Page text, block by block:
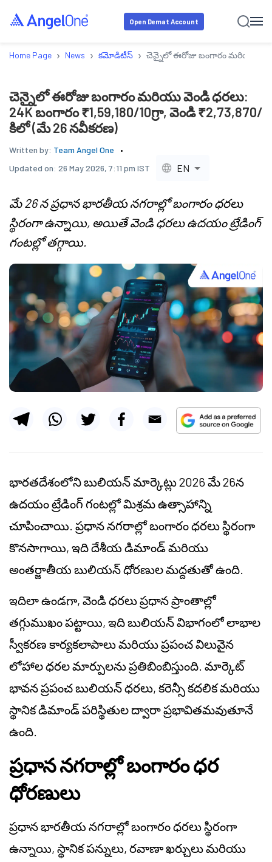
Open Demat Account
Home Page › News › కమోడిటీస్ › చెన్నైలో ఈరోజు బంగారం మరియు వెండి
చెన్నైలో ఈరోజు బంగారం మరియు వెండి ధరలు:
24K బంగారం ₹1,59,180/10గ్రా, వెండి ₹2,73,870/
కిలో (మే 26 నవీకరణ)
Written by: Team Angel One
Updated on: 26 May 2026, 7:11 pm IST EN
మే 26 న ప్రధాన భారతీయ నగరాల్లో బంగారం ధరలు
స్థిరంగా ఉన్నాయి, అయితే వెండి ధరలు ఉదయం ట్రేడింగ్
గంటల్లో తగ్గాయి.
భారతదేశంలోని బులియన్ మార్కెట్లు 2026 మే 26న
ఉదయం ట్రేడింగ్ గంటల్లో మిశ్రమ ఉత్సాహాన్ని
చూపించాయి. ప్రధాన నగరాల్లో బంగారం ధరలు స్థిరంగా
కొనసాగాయి, ఇది దేశీయ డిమాండ్ మరియు
అంతర్జాతీయ బులియన్ ధోరణుల మద్దతుతో ఉంది.
ఇదిలా ఉండగా, వెండి ధరలు ప్రధాన ప్రాంతాల్లో
తగ్గుముఖం పట్టాయి, ఇది బులియన్ విభాగంలో లాభాల
స్వీకరణ కార్యకలాపాలు మరియు ప్రపంచ విలువైన
లోహాల ధరల మార్పులను ప్రతిబింబిస్తుంది. మార్కెట్
భావన ప్రపంచ బులియన్ ధరలు, కరెన్సీ కదలిక మరియు
స్థానిక డిమాండ్ పరిస్థితుల ద్వారా ప్రభావితమవుతూనే
ఉంది.
ప్రధాన నగరాల్లో బంగారం ధర
ధోరణులు
ప్రధాన భారతీయ నగరాల్లో బంగారం ధరలు స్థిరంగా
ఉన్నాయి, స్థానిక పన్నులు, రవాణా ఖర్చులు మరియు